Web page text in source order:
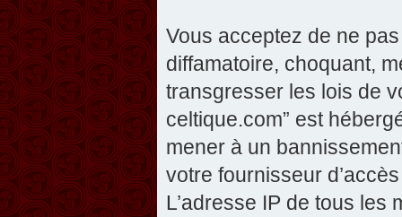
Vous acceptez de ne
diffamatoire, choquant,
transgresser les lois de
celtique.com” est
mener à un
votre fournisseur
L’adresse IP de tous